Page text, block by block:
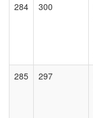
284 300
285 297